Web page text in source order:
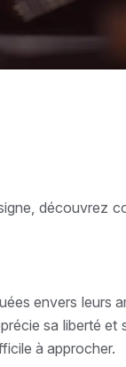
découvrez
envers leurs
sa liberté et
à approcher.